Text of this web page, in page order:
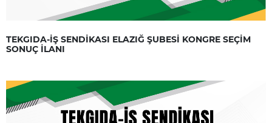
TEKGIDA-İŞ SENDİKASI ELAZIĞ ŞUBESİ KONGRE SEÇİM
SONUÇ İLANI